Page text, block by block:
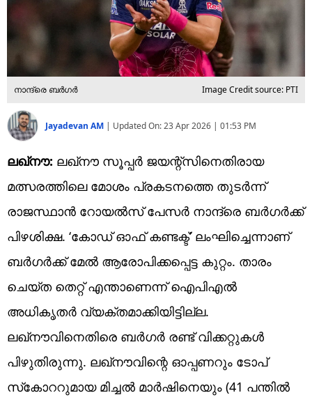
നാന്ദ്രെ ബര്‍ഗര്‍ Image Credit source: PTI
Jayadevan AM | Updated On:23 Apr 2026 | 01:53 PM
ലഖ്‌നൗ: ലഖ്‌നൗ സൂപ്പര്‍ ജയന്റ്‌സിനെതിരായ
മത്സരത്തിലെ മോശം പ്രകടനത്തെ തുടര്‍ന്ന്
രാജസ്ഥാന്‍ റോയല്‍സ് പേസര്‍ നാന്ദ്രെ ബര്‍ഗര്‍ക്ക്
പിഴശിക്ഷ. ‘കോഡ് ഓഫ് കണ്ടക്ട്’ ലംഘിച്ചെന്നാണ്
ബര്‍ഗര്‍ക്ക് മേല്‍ ആരോപിക്കപ്പെട്ട കുറ്റം. താരം
ചെയ്ത തെറ്റ് എന്താണെന്ന് ഐപിഎല്‍
അധികൃതര്‍ വ്യക്തമാക്കിയിട്ടില്ല.
ലഖ്‌നൗവിനെതിരെ ബര്‍ഗര്‍ രണ്ട് വിക്കറ്റുകള്‍
പിഴുതിരുന്നു. ലഖ്‌നൗവിന്റെ ഓപ്പണറും ടോപ്
സ്‌കോററുമായ മിച്ചല്‍ മാര്‍ഷിനെയും (41 പന്തില്‍